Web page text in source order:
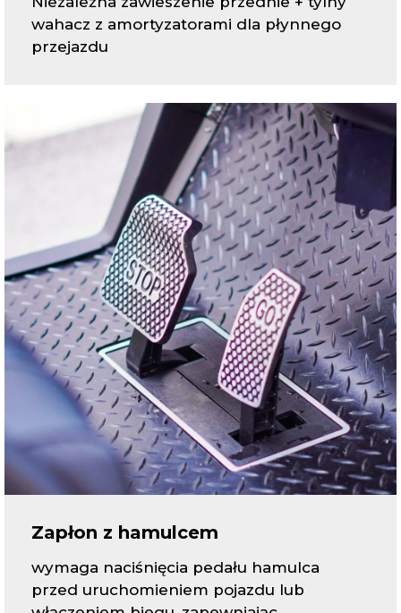
wahacz z amortyzatorami dla płynnego
przejazdu
Zapłon z hamulcem
wymaga naciśnięcia pedału hamulca
przed uruchomieniem pojazdu lub